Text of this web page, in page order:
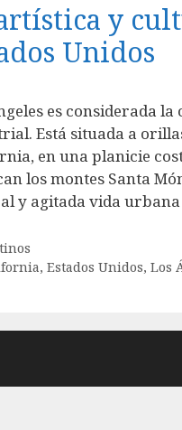
y
Unidos
es considerada
Está situada a
en una planicie
los montes Santa
y agitada vida
, Estados Unidos, Los